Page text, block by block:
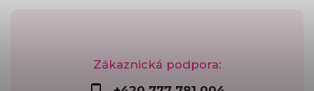
Zákaznická podpora: